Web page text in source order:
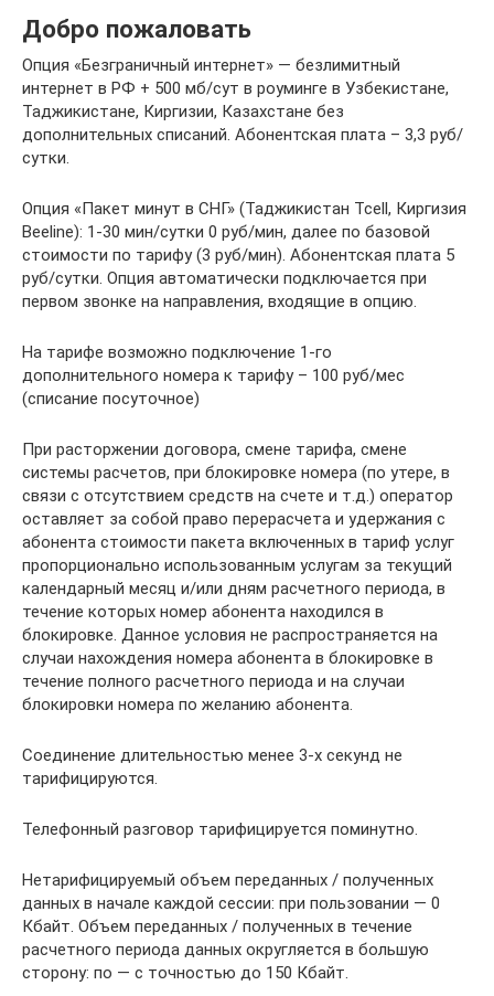
Добро пожаловать
Опция «Безграничный интернет» — безлимитный
интернет в РФ + 500 мб/сут в роуминге в Узбекистане,
Таджикистане, Киргизии, Казахстане без
дополнительных списаний. Абонентская плата – 3,3 руб/
сутки.
Опция «Пакет минут в СНГ» (Таджикистан Tcell, Киргизия
Beeline): 1-30 мин/сутки 0 руб/мин, далее по базовой
стоимости по тарифу (3 руб/мин). Абонентская плата 5
руб/сутки. Опция автоматически подключается при
первом звонке на направления, входящие в опцию.
На тарифе возможно подключение 1-го
дополнительного номера к тарифу – 100 руб/мес
(списание посуточное)
При расторжении договора, смене тарифа, смене
системы расчетов, при блокировке номера (по утере, в
связи с отсутствием средств на счете и т.д.) оператор
оставляет за собой право перерасчета и удержания с
абонента стоимости пакета включенных в тариф услуг
пропорционально использованным услугам за текущий
календарный месяц и/или дням расчетного периода, в
течение которых номер абонента находился в
блокировке. Данное условия не распространяется на
случаи нахождения номера абонента в блокировке в
течение полного расчетного периода и на случаи
блокировки номера по желанию абонента.
Соединение длительностью менее 3-х секунд не
тарифицируются.
Телефонный разговор тарифицируется поминутно.
Нетарифицируемый объем переданных / полученных
данных в начале каждой сессии: при пользовании — 0
Кбайт. Объем переданных / полученных в течение
расчетного периода данных округляется в большую
сторону: по — с точностью до 150 Кбайт.